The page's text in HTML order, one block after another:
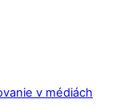
v médiách